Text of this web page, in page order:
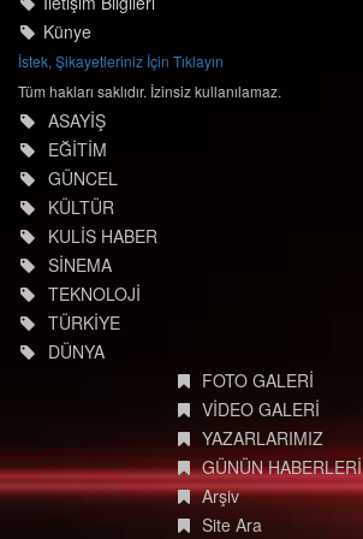
Künye
İstek, Şikayetleriniz İçin Tıklayın
Tüm hakları saklıdır. İzinsiz kullanılamaz.
ASAYİŞ
EĞİTİM
GÜNCEL
KÜLTÜR
KULİS HABER
SİNEMA
TEKNOLOJİ
TÜRKİYE
DÜNYA
FOTO GALERİ
VİDEO GALERİ
YAZARLARIMIZ
GÜNÜN HABERLERİ
Arşiv
Site Ara